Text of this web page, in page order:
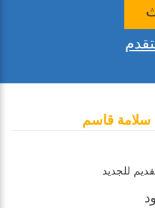
قاسم
للجديد